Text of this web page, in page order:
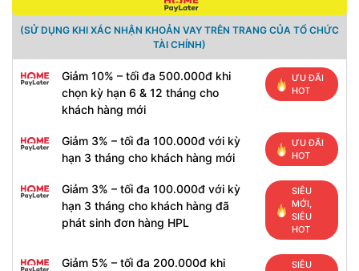
(SỬ DỤNG KHI XÁC NHẬN KHOẢN VAY TRÊN TRANG CỦA TỔ CHỨC
TÀI CHÍNH)
Giảm 10% – tối đa 500.000đ khi
chọn kỳ hạn 6 & 12 tháng cho
khách hàng mới
ƯU ĐÃI
HOT
Giảm 3% – tối đa 100.000đ với kỳ
hạn 3 tháng cho khách hàng mới
ƯU ĐÃI
HOT
Giảm 3% – tối đa 100.000đ với kỳ
hạn 3 tháng cho khách hàng đã
phát sinh đơn hàng HPL
SIÊU
MỚI,
SIÊU
HOT
Giảm 5% – tối đa 200.000đ khi
SIÊU